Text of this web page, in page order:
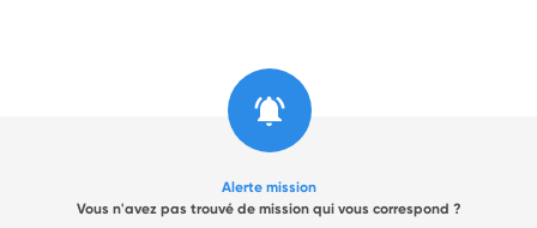
Alerte mission
Vous n'avez pas trouvé de mission qui vous correspond ?